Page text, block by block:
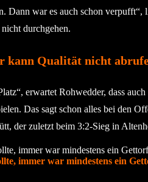
Dann war es auch schon
durchgehen.
kann Qualität nicht
erwartet Rohwedder, dass
Das sagt schon alles bei den
der zuletzt beim 3:2-Sieg in
immer war mindestens ein